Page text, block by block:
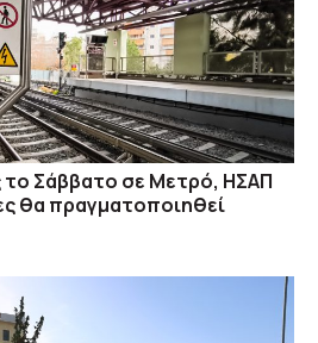
το Σάββατο σε Μετρό, ΗΣΑΠ
θα πραγματοποιηθεί